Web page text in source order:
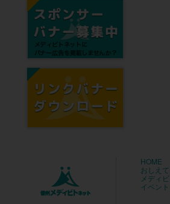
HOME
おしえ
メディ
イベン